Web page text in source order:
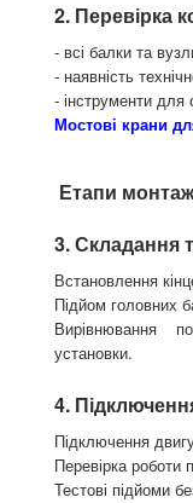
2. Перевірка
- всі балки та
- наявність
- інструменти для
Мостові крани
Етапи
3. Складання
Встановлення
Підйом головних
Вирівнювання
установки.
4.
Підключення
Перевірка роботи
Тестові підйоми